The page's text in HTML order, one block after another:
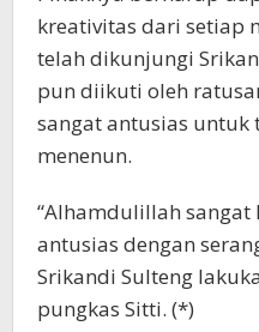
kreativitas dari setiap
telah dikunjungi
pun diikuti oleh
sangat antusias
menenun.
“Alhamdulillah sangat
antusias dengan
Srikandi Sulteng
pungkas Sitti. (*)